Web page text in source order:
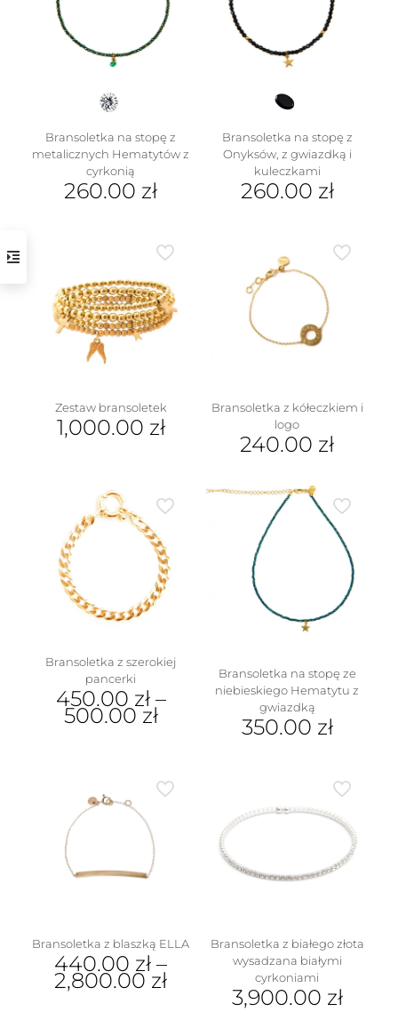
Bransoletka na stopę z
metalicznych Hematytów z
cyrkonią
260.00 zł
Bransoletka na stopę z
Onyksów, z gwiazdką i
kuleczkami
260.00 zł
Zestaw bransoletek
1,000.00 zł
Bransoletka z kółeczkiem i
logo
240.00 zł
Bransoletka z szerokiej
pancerki
450.00 zł–
500.00 zł
wariantów.
Opcje
można
na
Bransoletka na stopę ze
niebieskiego Hematytu z
gwiazdką
350.00 zł
Bransoletka z blaszką ELLA
440.00 zł –
2,800.00 zł
Bransoletka z białego złota
wysadzana białymi
cyrkoniami
3,900.00 zł